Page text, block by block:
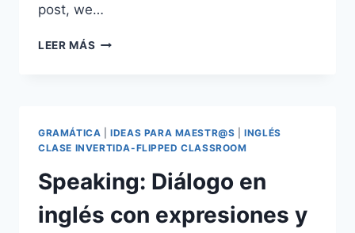
post, we…
LEER MÁS RUTINAS
EN
INGLÉS
GRAMÁTICA |IDEAS PARA MAESTR@S |INGLÉS
CLASE INVERTIDA-FLIPPED CLASSROOM
Speaking: Diálogo en
inglés con expresiones y